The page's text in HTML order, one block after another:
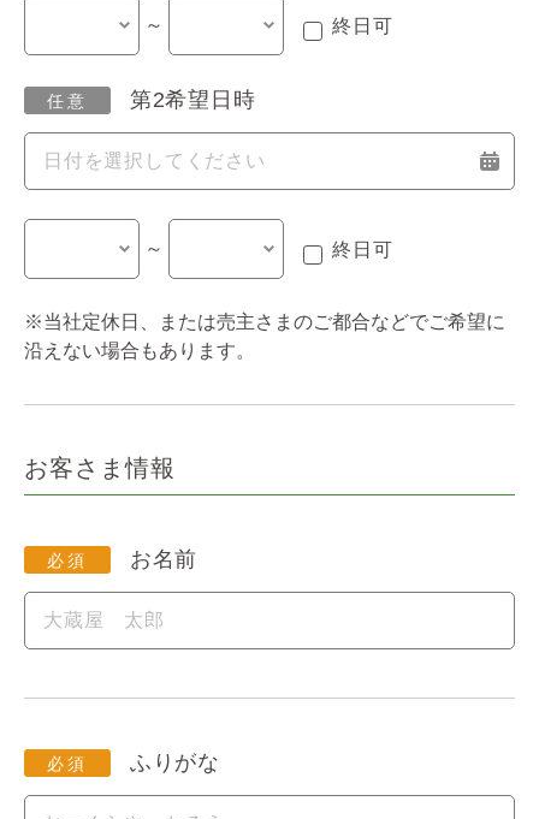
～ 終日可
第2希望日時
～ 終日可
※当社定休日、または売主さまのご都合などでご希望に
沿えない場合もあります。
お客さま情報
お名前
ふりがな